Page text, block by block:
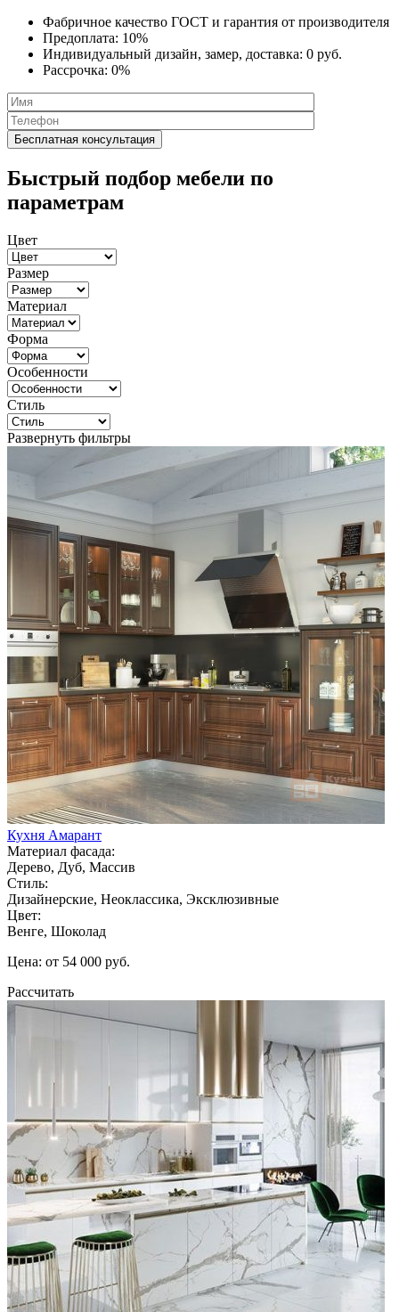
Фабричное качество ГОСТ и гарантия от производителя
Предоплата: 10%
Индивидуальный дизайн, замер, доставка: 0 руб.
Рассрочка: 0%
Быстрый подбор мебели по
параметрам
Цвет
Размер
Материал
Форма
Особенности
Стиль
Развернуть фильтры
Кухня Амарант
Материал фасада:
Дерево, Дуб, Массив
Стиль:
Дизайнерские, Неоклассика, Эксклюзивные
Цвет:
Венге, Шоколад
Цена: от 54 000 руб.
Рассчитать